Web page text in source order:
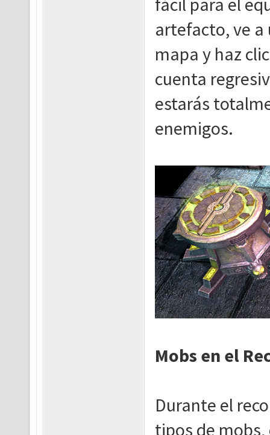
fácil para el
artefacto, ve a
mapa y haz
cuenta
estarás
enemigos.
Mobs en el
Durante el
tipos de